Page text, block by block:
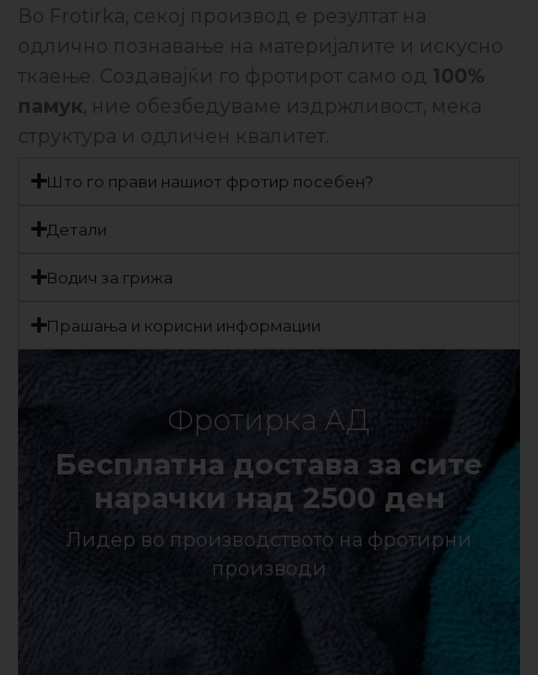
Во Frotirka, секој производ е резултат на
одлично познавање на материјалите и искусно
ткаење. Создавајќи го фротирот само од 100%
памук , ние обезбедуваме издржливост, мека
структура и одличен квалитет.
Што го прави нашиот фротир посебен?
Детали
Водич за грижа
Прашања и корисни информации
Фротирка АД
Бесплатна достава за сите
нарачки над 2500 ден
Лидер во производството на фротирни
производи